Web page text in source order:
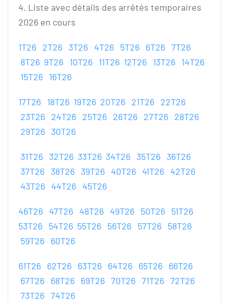
4. Liste avec détails des arrêtés temporaires
2026 en cours
1T26 2T26 3T26 4T26 5T26 6T26 7T26
8T26 9T26 10T26 11T26 12T26 13T26 14T26
15T26 16T26
17T26 18T26 19T26 20T26 21T26 22T26
23T26 24T26 25T26 26T26 27T26 28T26
29T26 30T26
31T26 32T26 33T26 34T26 35T26 36T26
37T26 38T26 39T26 40T26 41T26 42T26
43T26 44T26 45T26
46T26 47T26 48T26 49T26 50T26 51T26
53T26 54T26 55T26 56T26 57T26 58T26
59T26 60T26
61T26 62T26 63T26 64T26 65T26 66T26
67T26 68T26 69T26 70T26 71T26 72T26
73T26 74T26